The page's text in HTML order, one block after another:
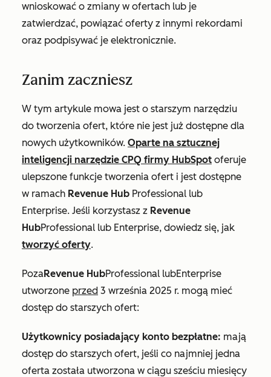
wnioskować o zmiany w ofertach lub je
zatwierdzać, powiązać oferty z innymi rekordami
oraz podpisywać je elektronicznie.
Zanim zaczniesz
W tym artykule mowa jest o starszym narzędziu
do tworzenia ofert, które nie jest już dostępne dla
nowych użytkowników. Oparte na sztucznej
inteligencji narzędzie CPQ firmy HubSpot oferuje
ulepszone funkcje tworzenia ofert i jest dostępne
w ramach Revenue Hub Professional lub
Enterprise. Jeśli korzystasz z Revenue
HubProfessional lub Enterprise, dowiedz się, jak
tworzyć oferty.
PozaRevenue HubProfessional lubEnterprise
utworzone przed 3 września 2025 r. mogą mieć
dostęp do starszych ofert:
Użytkownicy posiadający konto bezpłatne: mają
dostęp do starszych ofert, jeśli co najmniej jedna
oferta została utworzona w ciągu sześciu miesięcy